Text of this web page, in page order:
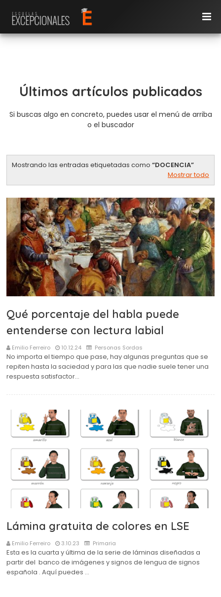
Últimos artículos publicados
Si buscas algo en concreto, puedes usar el menú de arriba
o el buscador
Mostrando las entradas etiquetadas como DOCENCIA
Mostrar todo
Qué porcentaje del habla puede
entenderse con lectura labial
Emilio Ferreiro 10.12.24 Personas Sordas
No importa el tiempo que pase, hay algunas preguntas que se
repiten hasta la saciedad y para las que nadie suele tener una
respuesta satisfactor…
Lámina gratuita de colores en LSE
Emilio Ferreiro 3.10.23 Primaria
Esta es la cuarta y última de la serie de láminas diseñadas a
partir del banco de imágenes y signos de lengua de signos
española . Aquí puedes …